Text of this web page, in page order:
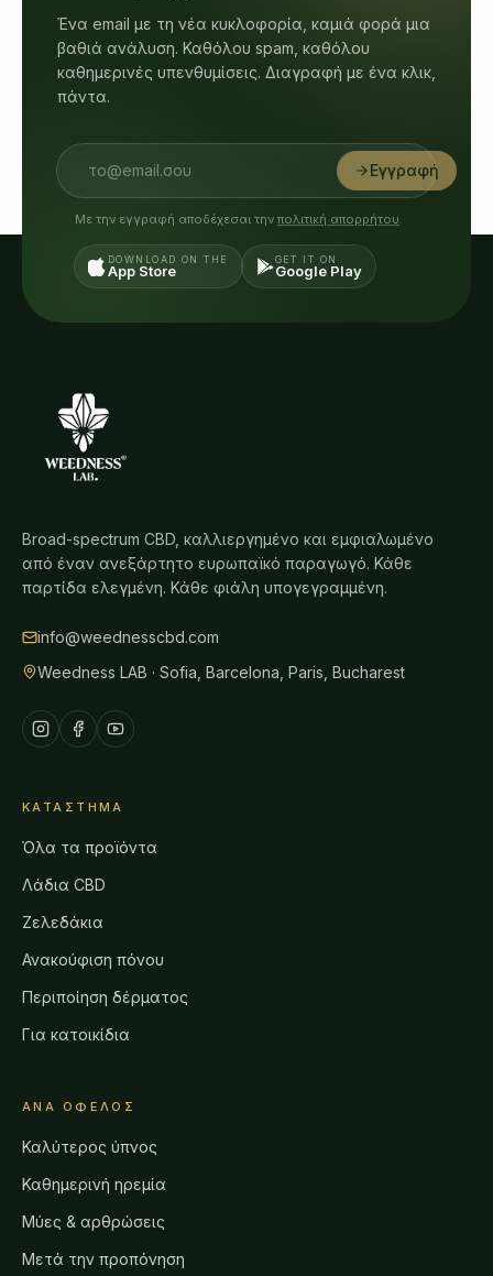
Ένα email με τη νέα κυκλοφορία, καμιά φορά μια
βαθιά ανάλυση. Καθόλου spam, καθόλου
καθημερινές υπενθυμίσεις. Διαγραφή με ένα κλικ,
πάντα.
Εγγραφή
Με την εγγραφή αποδέχεσαι την πολιτική απορρήτου.
DOWNLOAD ON THE
App Store
GET IT ON
Google Play
Broad-spectrum CBD, καλλιεργημένο και εμφιαλωμένο
από έναν ανεξάρτητο ευρωπαϊκό παραγωγό. Κάθε
παρτίδα ελεγμένη. Κάθε φιάλη υπογεγραμμένη.
info@weednesscbd.com
Weedness LAB · Sofia, Barcelona, Paris, Bucharest
ΚΑΤΆΣΤΗΜΑ
Όλα τα προϊόντα
Λάδια CBD
Ζελεδάκια
Ανακούφιση πόνου
Περιποίηση δέρματος
Για κατοικίδια
ΑΝΆ ΌΦΕΛΟΣ
Καλύτερος ύπνος
Καθημερινή ηρεμία
Μύες & αρθρώσεις
Μετά την προπόνηση